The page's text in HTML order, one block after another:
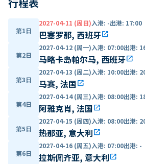
第1日
2027-04-11 (周日)入港: -出港: 17:00
巴塞罗那, 西班牙open_in_new
第2日
2027-04-12 (周一)入港: 07:00出港:
马略卡岛帕尔马, 西班牙open_in_new
第3日
2027-04-13 (周二)入港: 10:00出港:
马赛, 法国open_in_new
第4日
2027-04-14 (周三)入港: 08:00出港:
阿雅克肖, 法国open_in_new
第5日
2027-04-15 (周四)入港: 08:00出港:
热那亚, 意大利open_in_new
第6日
2027-04-16 (周五)入港: 07:00出港: -
拉斯佩齐亚, 意大利open_in_new